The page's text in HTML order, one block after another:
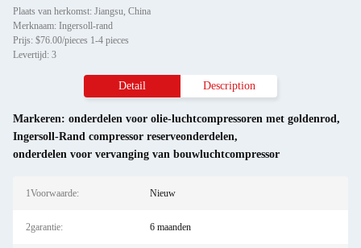
Plaats van herkomst: Jiangsu, China
Merknaam: Ingersoll-rand
Prijs: $76.00/pieces 1-4 pieces
Levertijd: 3
Detail Description
Markeren: onderdelen voor olie-luchtcompressoren met goldenrod,
Ingersoll-Rand compressor reserveonderdelen,
onderdelen voor vervanging van bouwluchtcompressor
1Voorwaarde: Nieuw
2garantie: 6 maanden